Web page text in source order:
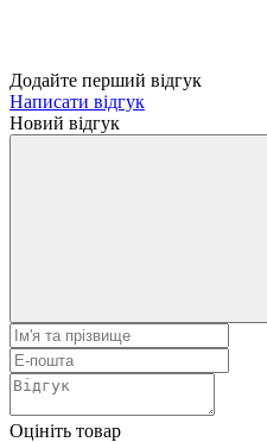
Додайте перший відгук
Написати відгук
Новий відгук
Оцініть товар